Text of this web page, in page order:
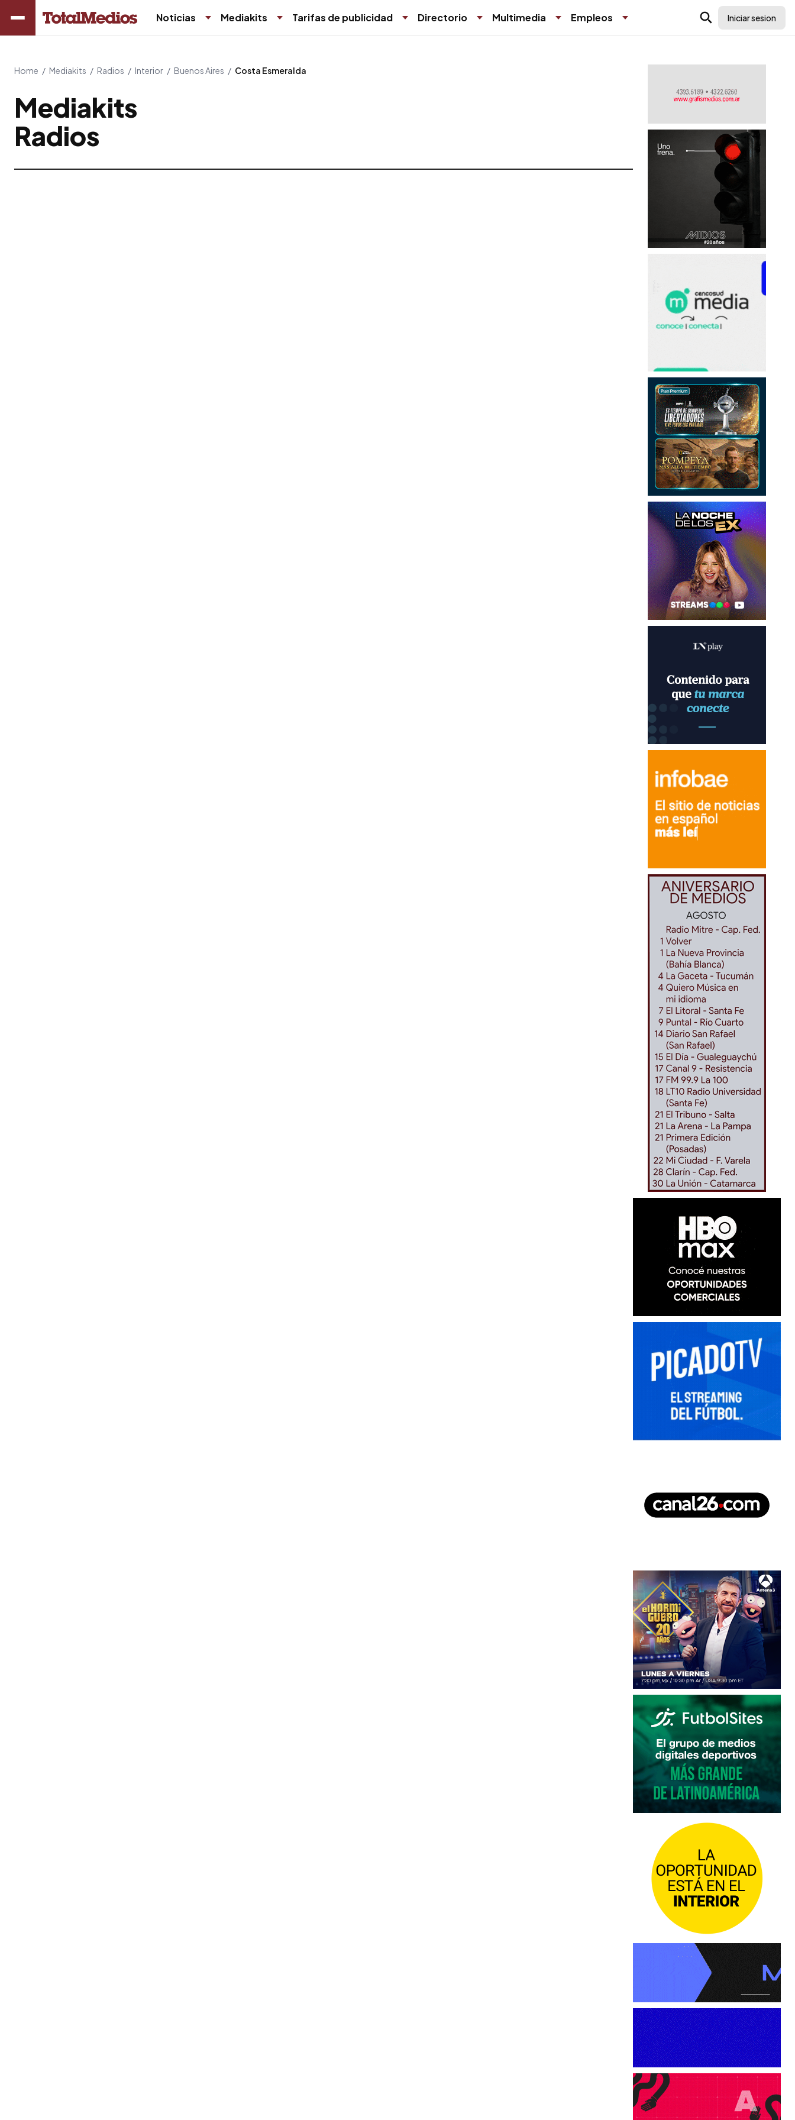
Noticias Mediakits Tarifas de publicidad Directorio Multimedia Empleos Iniciar sesion
Home / Mediakits / Radios / Interior / Buenos Aires / Costa Esmeralda
Mediakits
Radios